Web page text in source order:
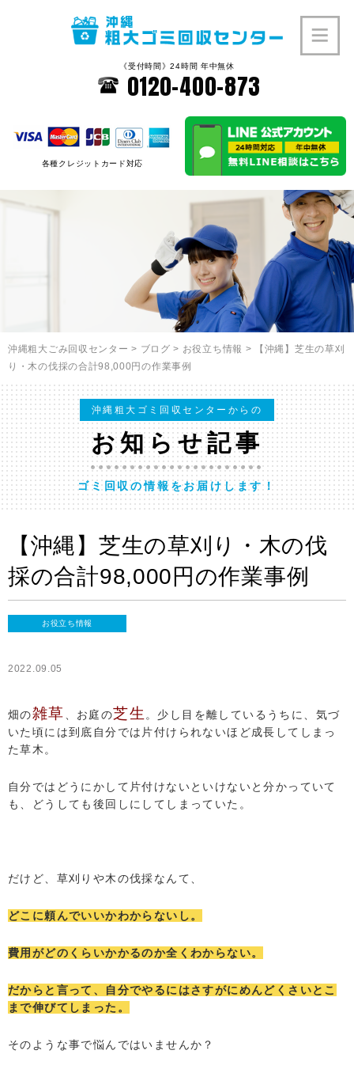
《受付時間》24時間 年中無休
0120-400-873
各種クレジットカード対応
沖縄粗大ごみ回収センター > ブログ > お役立ち情報 >
【沖縄】芝生の草刈
り・木の伐採の合計98,000円の作業事例
沖縄粗大ゴミ回収センターからの
お知らせ記事
ゴミ回収の情報をお届けします！
【沖縄】芝生の草刈り・木の伐
採の合計98,000円の作業事例
お役立ち情報
2022.09.05
畑の雑草 、お庭の芝生 。少し目を離しているうちに、気づ
いた頃には到底自分では片付けられないほど成長してしまっ
た草木。
自分ではどうにかして片付けないといけないと分かっていて
も、どうしても後回しにしてしまっていた。
だけど、草刈りや木の伐採なんて、
どこに頼んでいいかわからないし。
費用がどのくらいかかるのか全くわからない。
だからと言って、自分でやるにはさすがにめんどくさいとこ
まで伸びてしまった。
そのような事で悩んではいませんか？